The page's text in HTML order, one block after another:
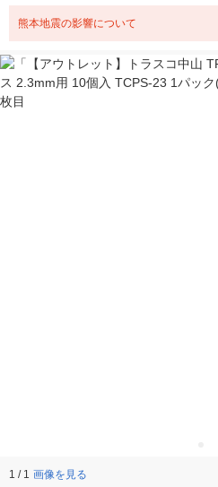
熊本地震の影響について
1 / 1 画像を見る